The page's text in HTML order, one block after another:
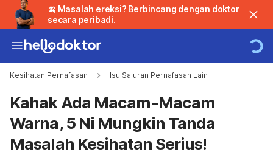
🍌 Masalah ereksi? Berbincang dengan doktor
secara peribadi.
Kesihatan Pernafasan Isu Saluran Pernafasan Lain
Kahak Ada Macam-Macam
Warna, 5 Ni Mungkin Tanda
Masalah Kesihatan Serius!